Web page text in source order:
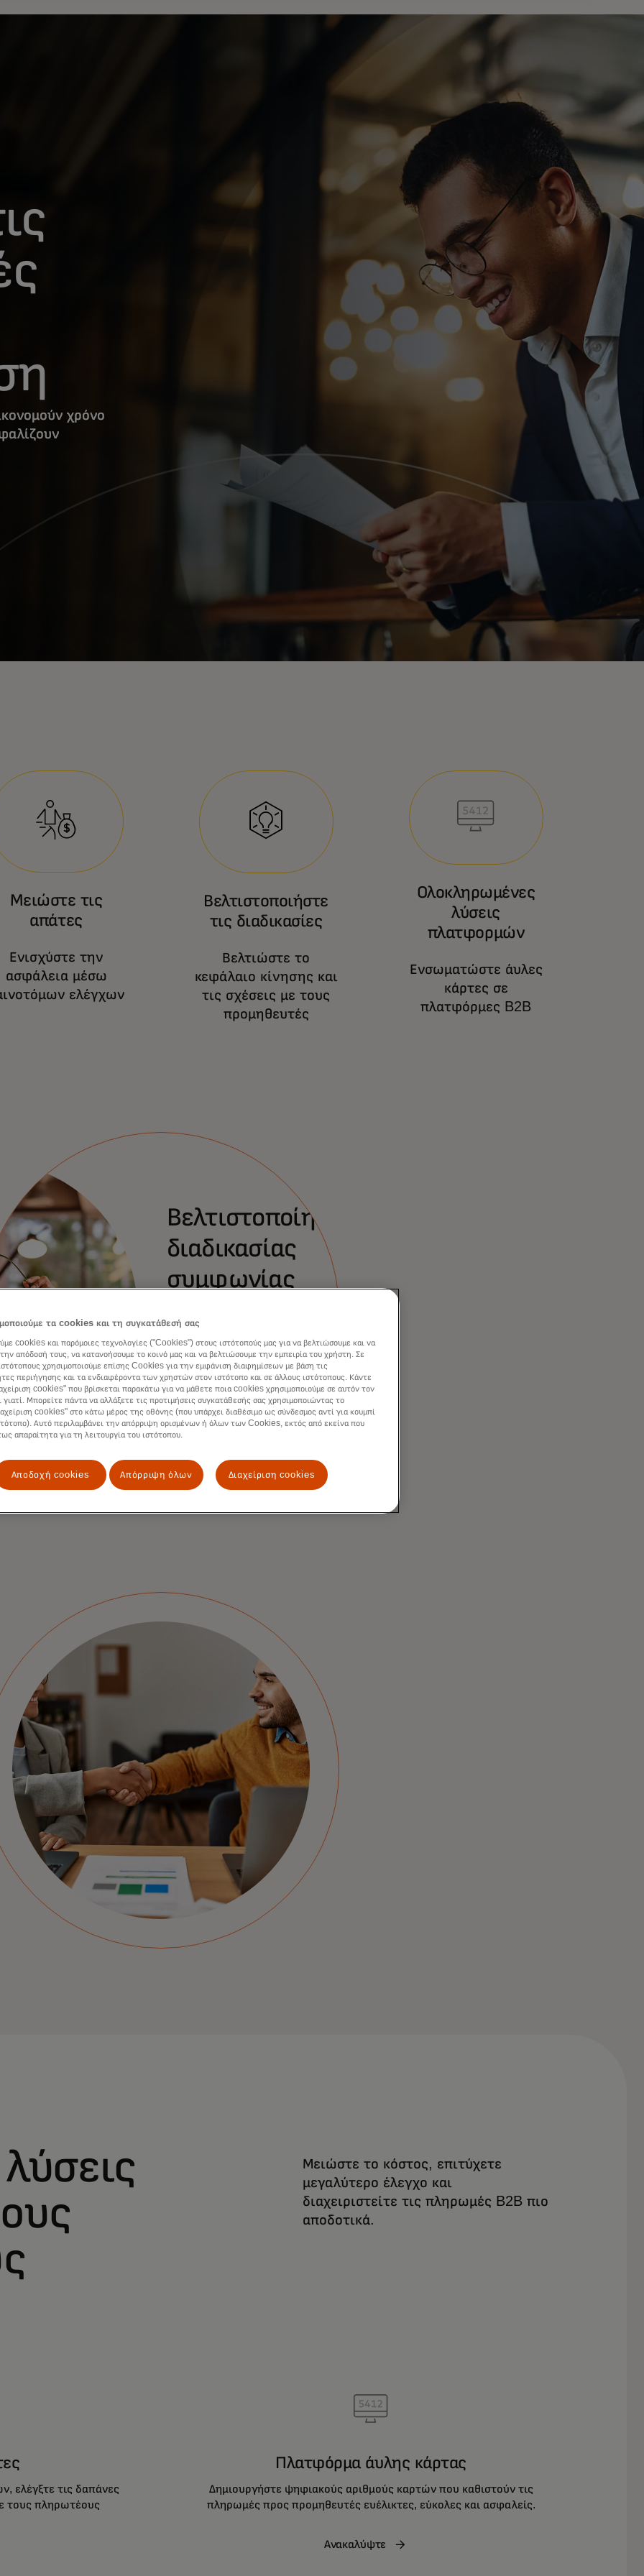
χρόνο
Μειώστε τις
απάτες
Ενισχύστε την
ασφάλεια μέσω
ελέγχων
Βελτιστοποιήστε
τις διαδικασίες
Βελτιώστε το
κεφάλαιο κίνησης και
τις σχέσεις με τους
προμηθευτές
Ολοκληρωμένες
λύσεις
πλατφορμών
Ενσωματώστε άυλες
κάρτες σε
πλατφόρμες B2B
Βελτιστοποίηση της
διαδικασίας
συμφωνίας
Τα λεπτομερή δεδομένα που είναι
ενσωματωμένα στις πλατφόρμες σας μπορούν
να επιτρέψουν την αυτοματοποιημένη
συμφωνία λογαριασμών.
Μειώστε το κόστος, επιτύχετε
μεγαλύτερο έλεγχο και
διαχειριστείτε τις πληρωμές B2B πιο
αποδοτικά.
ελέγξτε τις δαπάνες
τους πληρωτέους
Πλατφόρμα άυλης κάρτας
Δημιουργήστε ψηφιακούς αριθμούς καρτών που καθιστούν τις
πληρωμές προς προμηθευτές ευέλικτες, εύκολες και ασφαλείς.
Ανακαλύψτε
τα cookies και τη συγκατάθεσή σας
cookies και παρόμοιες τεχνολογίες ("Cookies") στους ιστότοπούς μας για να βελτιώσουμε και να
απόδοσή τους, να κατανοήσουμε το κοινό μας και να βελτιώσουμε την εμπειρία του χρήστη. Σε
χρησιμοποιούμε επίσης Cookies για την εμφάνιση διαφημίσεων με βάση τις
περιήγησης και τα ενδιαφέροντα των χρηστών στον ιστότοπο και σε άλλους ιστότοπους. Κάντε
cookies" που βρίσκεται παρακάτω για να μάθετε ποια cookies χρησιμοποιούμε σε αυτόν τον
γιατί. Μπορείτε πάντα να αλλάξετε τις προτιμήσεις συγκατάθεσής σας χρησιμοποιώντας το
cookies" στο κάτω μέρος της οθόνης (που υπάρχει διαθέσιμο ως σύνδεσμος αντί για κουμπί
Αυτό περιλαμβάνει την απόρριψη ορισμένων ή όλων των Cookies, εκτός από εκείνα που
απαραίτητα για τη λειτουργία του ιστότοπου.
Αποδοχή cookies Απόρριψη όλων Διαχείριση cookies